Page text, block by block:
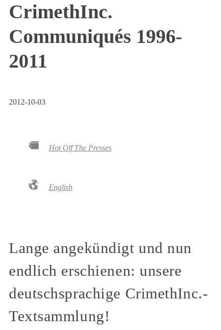
CrimethInc.
Communiqués 1996-
2011
2012-10-03
Hot Off The Presses
English
Lange angekündigt und nun
endlich erschienen: unsere
deutschsprachige CrimethInc.-
Textsammlung!